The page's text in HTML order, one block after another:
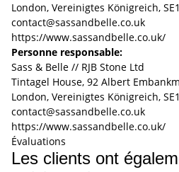
London, Vereinigtes Königreich,
contact@sassandbelle.co.uk
https://www.sassandbelle.co.uk/
Personne responsable:
Sass & Belle // RJB Stone Ltd
Tintagel House, 92 Albert
London, Vereinigtes Königreich,
contact@sassandbelle.co.uk
https://www.sassandbelle.co.uk/
Évaluations
Les clients ont